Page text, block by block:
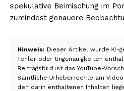
spekulative Beimischung im
zumindest genauere
Hinweis: Dieser Artikel wurde KI-
Fehler oder Ungenauigkeiten
Beitragsbild ist das YouTube-
Sämtliche Urheberrechte am
den darin enthaltenen Inhalten